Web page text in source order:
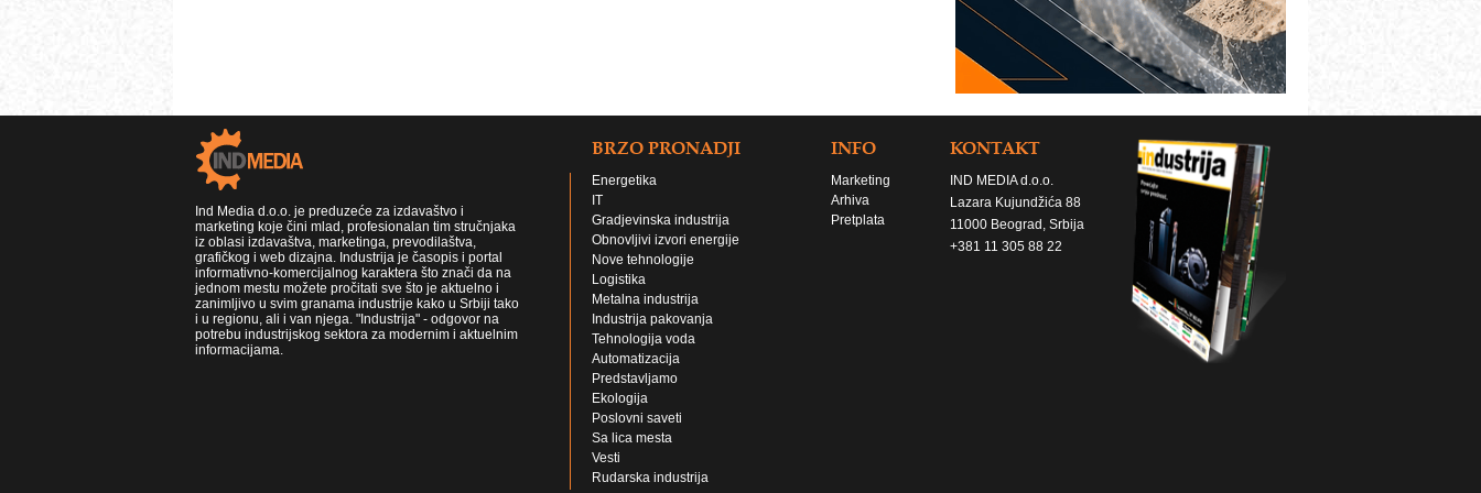
Ind Media d.o.o. je preduzeće za izdavaštvo i
marketing koje čini mlad, profesionalan tim stručnjaka
iz oblasi izdavaštva, marketinga, prevodilaštva,
grafičkog i web dizajna. Industrija je časopis i portal
informativno-komercijalnog karaktera što znači da na
jednom mestu možete pročitati sve što je aktuelno i
zanimljivo u svim granama industrije kako u Srbiji tako
i u regionu, ali i van njega. "Industrija" - odgovor na
potrebu industrijskog sektora za modernim i aktuelnim
informacijama.
BRZO PRONADJI
Energetika
IT
Gradjevinska industrija
Obnovljivi izvori energije
Nove tehnologije
Logistika
Metalna industrija
Industrija pakovanja
Tehnologija voda
Automatizacija
Predstavljamo
Ekologija
Poslovni saveti
Sa lica mesta
Vesti
Rudarska industrija
INFO
Marketing
Arhiva
Pretplata
KONTAKT
IND MEDIA d.o.o.
Lazara Kujundžića 88
11000 Beograd, Srbija
+381 11 305 88 22